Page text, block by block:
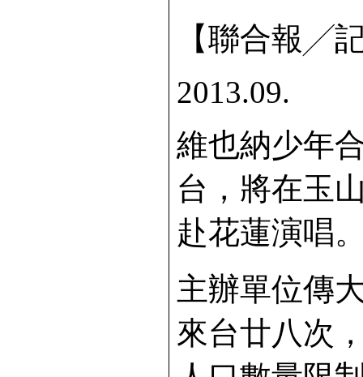
【聯合報╱
2013.09.
維也納少年
台，將在玉
赴花蓮演唱
主辦單位傳
來台廿八次